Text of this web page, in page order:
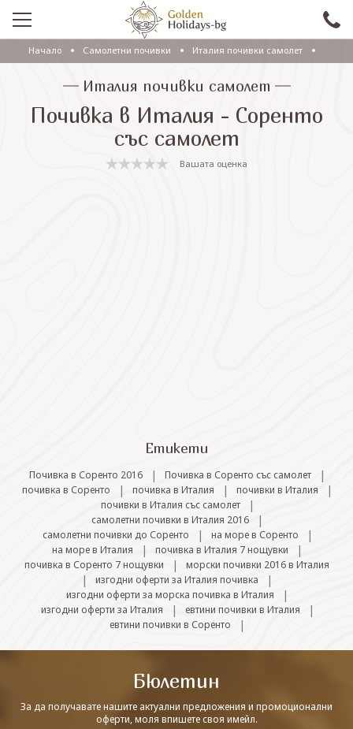
ПРОМО
САМОЛЕТНИ ПОЧИВКИ
Начало Самолетни почивки Италия почивки самолет
Италия почивки самолет
Почивка в Италия - Соренто
със самолет
Вашата оценка
Етикети
Почивка в Соренто 2016 | Почивка в Соренто със самолет |
почивка в Соренто | почивка в Италия | почивки в Италия |
почивки в Италия със самолет |
самолетни почивки в Италия 2016 |
самолетни почивки до Соренто | на море в Соренто |
на море в Италия | почивка в Италия 7 нощувки |
почивка в Соренто 7 нощувки | морски почивки 2016 в Италия
| изгодни оферти за Италия почивка |
изгодни оферти за морска почивка в Италия |
изгодни оферти за Италия | евтини почивки в Италия |
евтини почивки в Соренто |
Бюлетин
За да получавате нашите актуални предложения и промоционални
оферти, моля впишете своя имейл.